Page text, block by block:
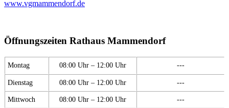
www.vgmammendorf.de
Öffnungszeiten Rathaus Mammendorf
Montag 08:00 Uhr – 12:00 Uhr ---
Dienstag 08:00 Uhr – 12:00 Uhr ---
Mittwoch 08:00 Uhr – 12:00 Uhr ---